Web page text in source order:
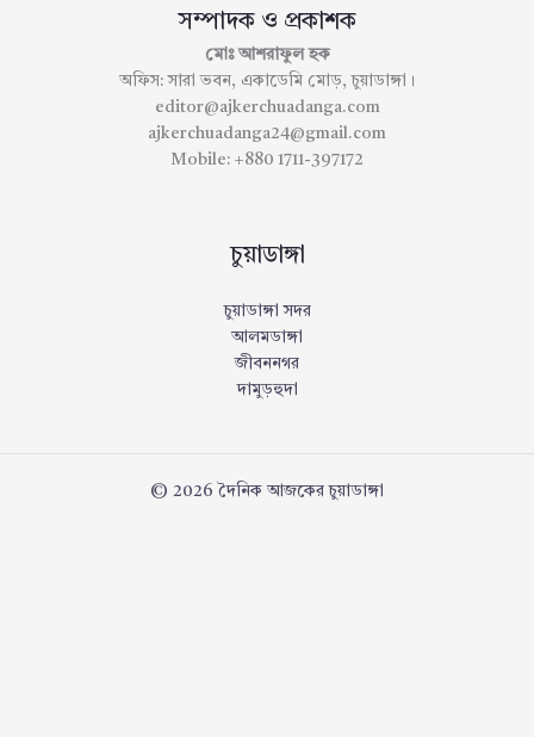
সম্পাদক ও প্রকাশক
মোঃ আশরাফুল হক
অফিস: সারা ভবন, একাডেমি মোড়, চুয়াডাঙ্গা।
editor@ajkerchuadanga.com
ajkerchuadanga24@gmail.com
Mobile: +880 1711-397172
চুয়াডাঙ্গা
চুয়াডাঙ্গা সদর
আলমডাঙ্গা
জীবননগর
দামুড়হুদা
© 2026 দৈনিক আজকের চুয়াডাঙ্গা